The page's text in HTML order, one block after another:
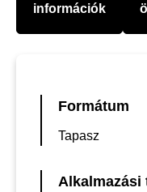
információk
Formátum
Tapasz
Alkalmazási